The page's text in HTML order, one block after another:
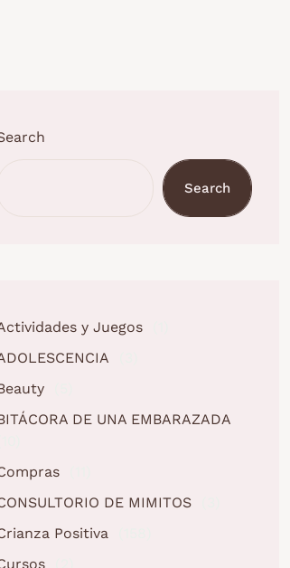
Search
y Juegos
DE UNA EMBARAZADA
DE MIMITOS
Positiva